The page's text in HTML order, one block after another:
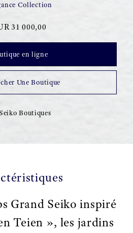
Collection
31 000,00
en ligne
Une Boutique
Boutiques
Grand Seiko inspiré
Teien », les jardins